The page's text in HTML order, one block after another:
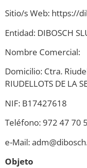
Sitio/s Web: https://
Entidad: DIBOSCH
Nombre Comercial:
Domicilio: Ctra.
RIUDELLOTS DE LA
NIF: B17427618
Teléfono: 972 47 70
e-Mail:
Objeto